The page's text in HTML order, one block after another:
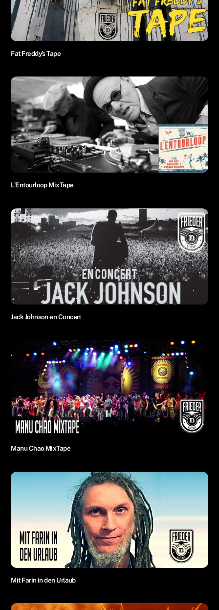
Fat Freddy’s Tape
L’Entourloop MixTape
Jack Johnson en Concert
Manu Chao MixTape
Mit Farin in den Urlaub